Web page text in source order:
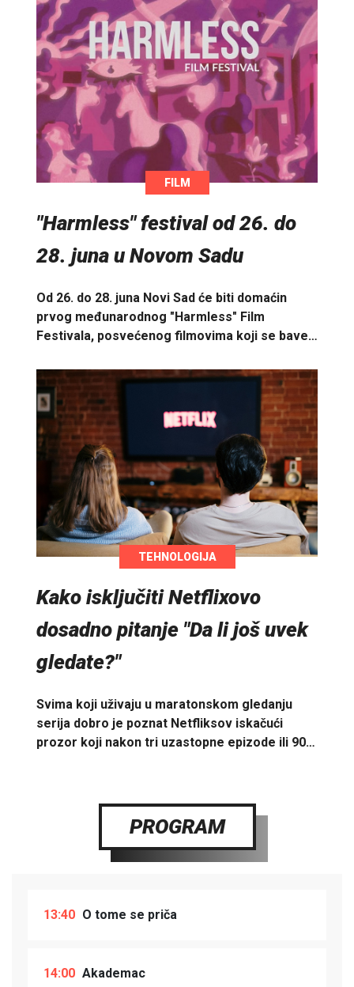
FILM
"Harmless" festival od 26. do
28. juna u Novom Sadu
Od 26. do 28. juna Novi Sad će biti domaćin
prvog međunarodnog "Harmless" Film
Festivala, posvećenog filmovima koji se bave…
TEHNOLOGIJA
Kako isključiti Netflixovo
dosadno pitanje "Da li još uvek
gledate?"
Svima koji uživaju u maratonskom gledanju
serija dobro je poznat Netfliksov iskačući
prozor koji nakon tri uzastopne epizode ili 90…
PROGRAM
13:40 O tome se priča
14:00 Akademac